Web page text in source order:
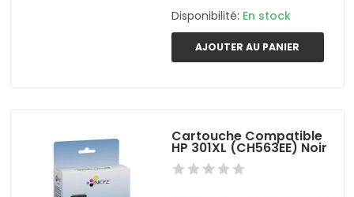
Disponibilité: En stock
AJOUTER AU PANIER
Cartouche Compatible
HP 301XL (CH563EE) Noir